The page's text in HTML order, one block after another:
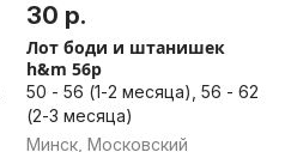
30 р.
Лот боди и штанишек
h&m 56р
50 - 56 (1-2 месяца), 56 - 62
(2-3 месяца)
Минск, Московский